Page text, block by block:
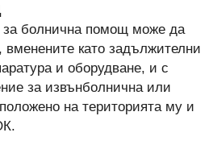
за болнична помощ може да
вменените като задължителни
и оборудване, и с
за извънболнична или
на територията му и